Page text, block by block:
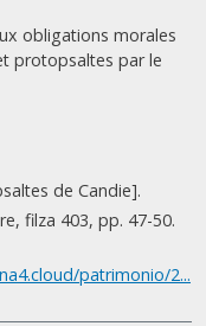
obligations morales
protopsaltes par le
de Candie].
filza 403, pp. 47-50.
patrimonio/2...